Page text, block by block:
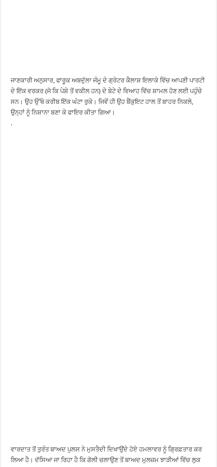
ਜਾਣਕਾਰੀ ਅਨੁਸਾਰ, ਫਾਰੂਕ ਅਬਦੁੱਲਾ ਜੰਮੂ ਦੇ ਗ੍ਰੇਟਰ ਕੈਲਾਸ਼ ਇਲਾਕੇ ਵਿੱਚ ਆਪਣੀ ਪਾਰਟੀ
ਦੇ ਇੱਕ ਵਰਕਰ (ਜੋ ਕਿ ਪੇਸ਼ੇ ਤੋਂ ਵਕੀਲ ਹਨ) ਦੇ ਬੇਟੇ ਦੇ ਵਿਆਹ ਵਿੱਚ ਸ਼ਾਮਲ ਹੋਣ ਲਈ ਪਹੁੰਚੇ
ਸਨ। ਉਹ ਉੱਥੇ ਕਰੀਬ ਇੱਕ ਘੰਟਾ ਰੁਕੇ। ਜਿਵੇਂ ਹੀ ਉਹ ਬੈਂਕੁਇਟ ਹਾਲ ਤੋਂ ਬਾਹਰ ਨਿਕਲੇ,
ਉਨ੍ਹਾਂ ਨੂੰ ਨਿਸ਼ਾਨਾ ਬਣਾ ਕੇ ਫਾਇਰ ਕੀਤਾ ਗਿਆ।
.
ਵਾਰਦਾਤ ਤੋਂ ਤੁਰੰਤ ਬਾਅਦ ਪੁਲਸ ਨੇ ਮੁਸਤੈਦੀ ਦਿਖਾਉਂਦੇ ਹੋਏ ਹਮਲਾਵਰ ਨੂੰ ਗ੍ਰਿਫ਼ਤਾਰ ਕਰ
ਲਿਆ ਹੈ। ਦੱਸਿਆ ਜਾ ਰਿਹਾ ਹੈ ਕਿ ਗੋਲੀ ਚਲਾਉਣ ਤੋਂ ਬਾਅਦ ਮੁਲਜ਼ਮ ਝਾੜੀਆਂ ਵਿੱਚ ਲੁਕ